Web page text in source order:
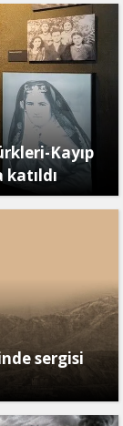
Kayıp
katıldı
sergisi